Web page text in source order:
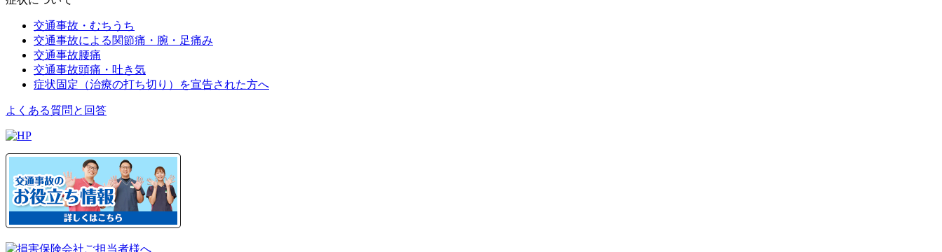
交通事故・むちうち
交通事故による関節痛・腕・足痛み
交通事故腰痛
交通事故頭痛・吐き気
症状固定（治療の打ち切り）を宣告された方へ
よくある質問と回答